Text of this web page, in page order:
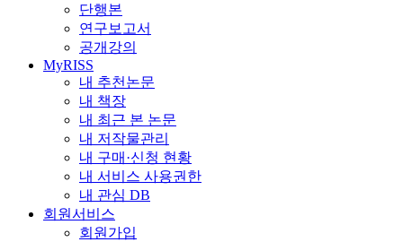
단행본
연구보고서
공개강의
MyRISS
내 추천논문
내 책장
내 최근 본 논문
내 저작물관리
내 구매·신청 현황
내 서비스 사용권한
내 관심 DB
회원서비스
회원가입